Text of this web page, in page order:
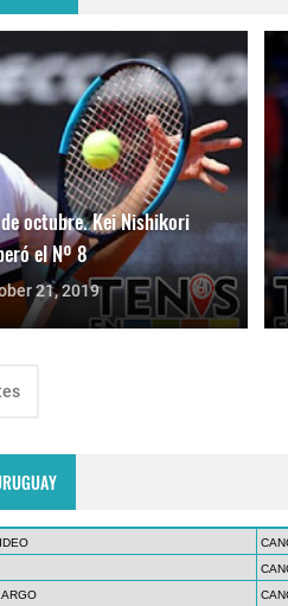
octubre. Kei Nishikori
el Nº 8
21, 2019